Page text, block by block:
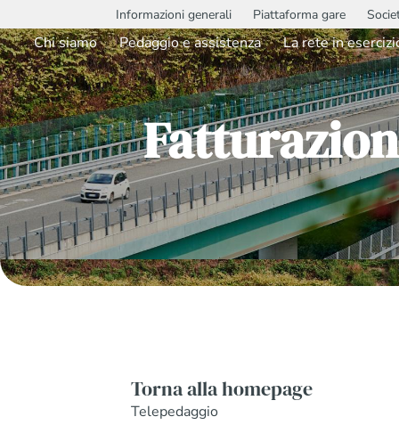
Informazioni generali Piattaforma gare
Chi siamo Pedaggio e assistenza La rete in
Torna alla homepage
Telepedaggio